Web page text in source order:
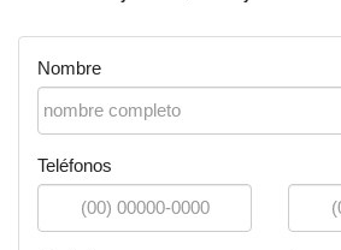
Nombre
Teléfonos